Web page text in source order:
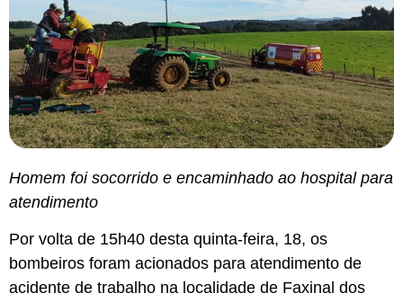
Homem foi socorrido e encaminhado ao hospital para
atendimento
Por volta de 15h40 desta quinta-feira, 18, os
bombeiros foram acionados para atendimento de
acidente de trabalho na localidade de Faxinal dos